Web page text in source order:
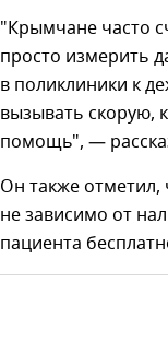
"Крымчане часто
просто измерить
в поликлиники к
вызывать скорую,
помощь", —
Он также
не зависимо от
пациента